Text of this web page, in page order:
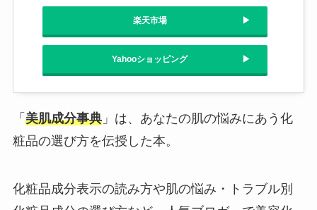
楽天市場
Yahooショッピング
「 美肌成分事典」は、あなたの肌の悩みにあう化
粧品の選び方を伝授した本。
化粧品成分表示の読み方や肌の悩み・トラブル別